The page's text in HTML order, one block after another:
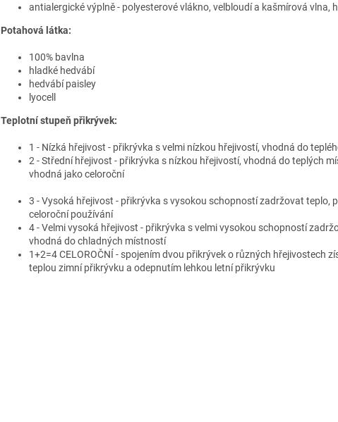
antialergické výplně - polyesterové vlákno, velbloudí a kašmírová vlna,
Potahová látka:
100% bavlna
hladké hedvábí
hedvábí paisley
lyocell
Teplotní stupeň přikrývek:
1 - Nízká hřejivost - přikrývka s velmi nízkou hřejivostí, vhodná do
2 - Střední hřejivost - přikrývka s nízkou hřejivostí, vhodná do teplých
vhodná jako celoroční
3 - Vysoká hřejivost - přikrývka s vysokou schopností zadržovat teplo,
celoroční používání
4 - Velmi vysoká hřejivost - přikrývka s velmi vysokou schopností
vhodná do chladných místností
1+2=4 CELOROČNÍ - spojením dvou přikrývek o různých hřejivostech
teplou zimní přikrývku a odepnutím lehkou letní přikrývku